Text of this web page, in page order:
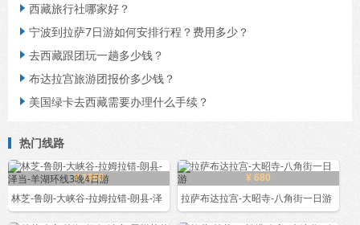
 西藏旅行社哪家好？
 宁波到拉萨7日游如何安排行程？费用多少？
 去西藏跟团玩一趟多少钱？
 布达拉宫旅游团报价多少钱？
 美国绿卡去西藏需要办理什么手续？
热门线路
¥ 1960
林芝-鲁朗-大峡谷-拉姆拉错-朗县-泽
¥ 680
拉萨布达拉宫-大昭寺-八角街一日游